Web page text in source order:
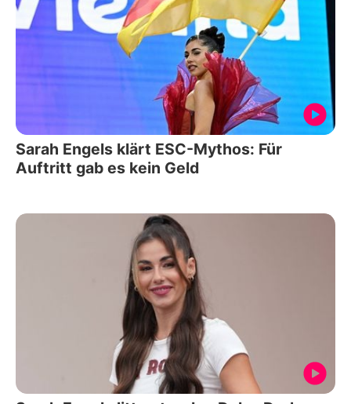
Sarah Engels klärt ESC-Mythos: Für
Auftritt gab es kein Geld